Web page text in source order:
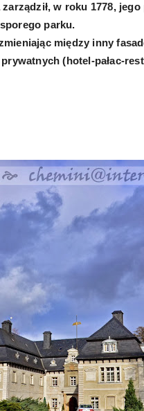
w roku 1778,
parku.
między inny
(hotel-pałac-